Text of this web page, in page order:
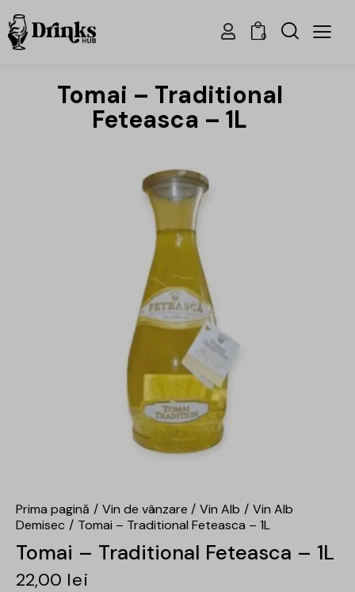
0
Tomai – Traditional
Feteasca – 1L
Prima pagină Vin de vânzare Vin Alb
Vin Alb
Demisec
Tomai – Traditional Feteasca – 1L
Tomai – Traditional Feteasca – 1L
22,00 lei